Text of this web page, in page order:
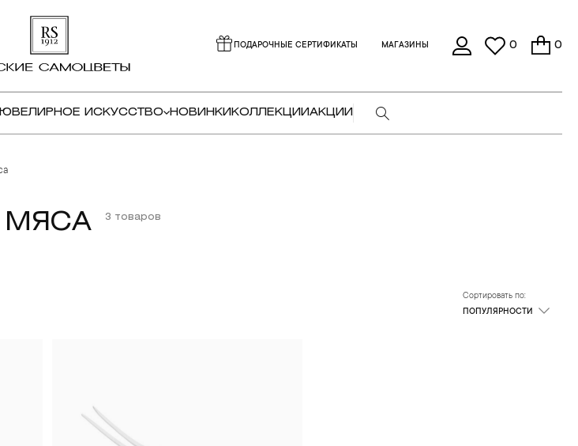
ПОДАРОЧНЫЕ СЕРТИФИКАТЫ МАГАЗИНЫ 0 0
ИСКУССТВО НОВИНКИ КОЛЛЕКЦИИАКЦИИ
МЯСА 3 товаров
Сортировать по:
ПОПУЛЯРНОСТИ